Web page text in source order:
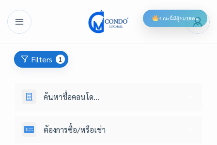
Filters 1
ค้นหาชื่อคอนโด...
ต้องการซื้อ/หรือเช่า
ขณะนี้มีผู้ชม19คน